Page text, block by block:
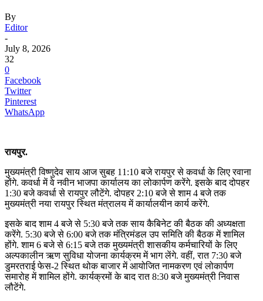
By
Editor
-
July 8, 2026
32
0
Facebook
Twitter
Pinterest
WhatsApp
रायपुर.
मुख्यमंत्री विष्णुदेव साय आज सुबह 11:10 बजे रायपुर से कवर्धा के लिए रवाना
होंगे. कवर्धा में वे नवीन भाजपा कार्यालय का लोकार्पण करेंगे. इसके बाद दोपहर
1:30 बजे कवर्धा से रायपुर लौटेंगे. दोपहर 2:10 बजे से शाम 4 बजे तक
मुख्यमंत्री नया रायपुर स्थित मंत्रालय में कार्यालयीन कार्य करेंगे.
इसके बाद शाम 4 बजे से 5:30 बजे तक साय कैबिनेट की बैठक की अध्यक्षता
करेंगे. 5:30 बजे से 6:00 बजे तक मंत्रिमंडल उप समिति की बैठक में शामिल
होंगे. शाम 6 बजे से 6:15 बजे तक मुख्यमंत्री शासकीय कर्मचारियों के लिए
अल्पकालीन ऋण सुविधा योजना कार्यक्रम में भाग लेंगे. वहीं, रात 7:30 बजे
डुमरतराई फेस-2 स्थित थोक बाजार में आयोजित नामकरण एवं लोकार्पण
समारोह में शामिल होंगे. कार्यक्रमों के बाद रात 8:30 बजे मुख्यमंत्री निवास
लौटेंगे.